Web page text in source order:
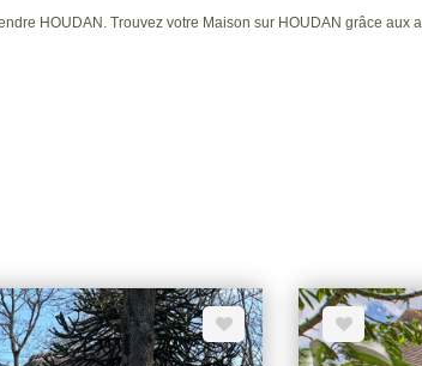
HOUDAN. Trouvez votre Maison sur HOUDAN grâce aux